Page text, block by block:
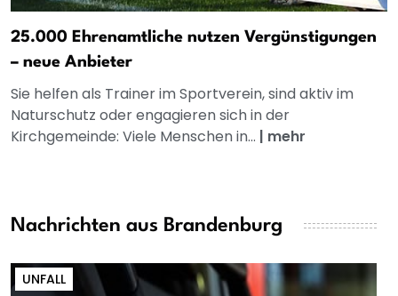
25.000 Ehrenamtliche nutzen Vergünstigungen
– neue Anbieter
Sie helfen als Trainer im Sportverein, sind aktiv im
Naturschutz oder engagieren sich in der
Kirchgemeinde: Viele Menschen in... | mehr
Nachrichten aus Brandenburg
UNFALL